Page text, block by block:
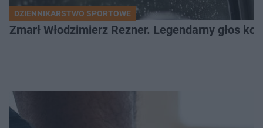
DZIENNIKARSTWO SPORTOWE
Zmarł Włodzimierz Rezner. Legendarny głos